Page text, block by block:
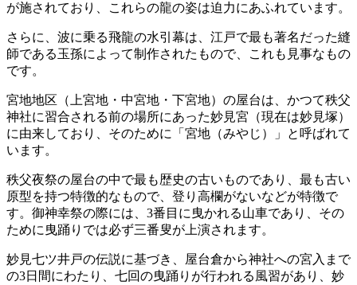
が施されており、これらの龍の姿は迫力にあふれています。
さらに、波に乗る飛龍の水引幕は、江戸で最も著名だった縫
師である玉孫によって制作されたもので、これも見事なもの
です。
宮地地区（上宮地・中宮地・下宮地）の屋台は、かつて秩父
神社に習合される前の場所にあった妙見宮（現在は妙見塚）
に由来しており、そのために「宮地（みやじ）」と呼ばれて
います。
秩父夜祭の屋台の中で最も歴史の古いものであり、最も古い
原型を持つ特徴的なもので、登り高欄がないなどが特徴で
す。御神幸祭の際には、3番目に曳かれる山車であり、その
ために曳踊りでは必ず三番叟が上演されます。
妙見七ツ井戸の伝説に基づき、屋台倉から神社への宮入まで
の3日間にわたり、七回の曳踊りが行われる風習があり、妙